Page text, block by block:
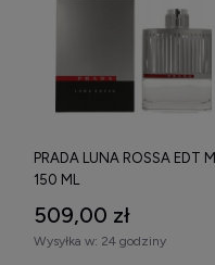
PRADA LUNA ROSSA EDT M
150 ML
509,00 zł
Wysyłka w: 24 godziny